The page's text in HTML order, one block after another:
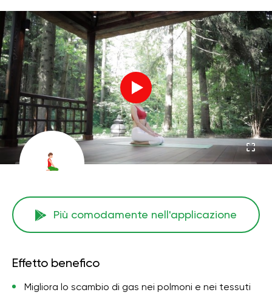
Più comodamente nell'applicazione
Effetto benefico
Migliora lo scambio di gas nei polmoni e nei tessuti